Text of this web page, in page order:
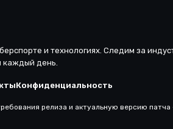
и технологиях. Следим за
каждый день.
Конфиденциальность
релиза и актуальную версию